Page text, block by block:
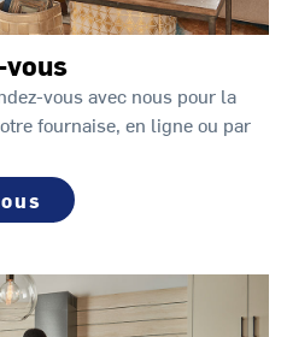
vous
vous avec nous pour la
fournaise, en ligne ou par